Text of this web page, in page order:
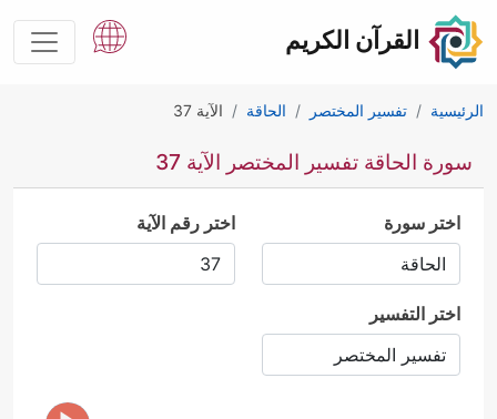
القرآن الكريم
الرئيسية تفسير المختصر الحاقة الآية 37
سورة الحاقة تفسير المختصر الآية 37
اختر سورة اختر رقم الآية
اختر التفسير